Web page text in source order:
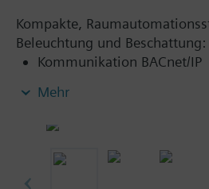
Kompakte,
Beleuchtung und Beschattung:
Kommunikation BACnet/IP
Antrieben und
2-Port-Ethernet-Switch
Mehr